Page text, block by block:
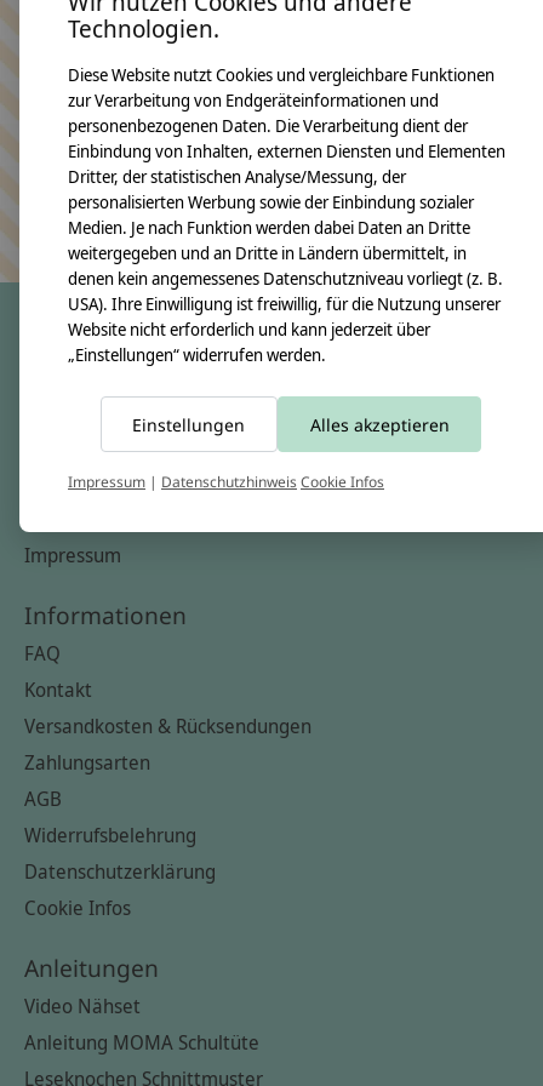
Bleiben Sie in Kontakt
Keine Sorge, wir übertreiben es nicht
crêpes suzette
Unsere Creppies
Nähkästchen
Impressum
Informationen
FAQ
Kontakt
Versandkosten & Rücksendungen
Zahlungsarten
AGB
Widerrufsbelehrung
Datenschutzerklärung
Cookie Infos
Anleitungen
Video Nähset
Anleitung MOMA Schultüte
Leseknochen Schnittmuster
Technologien.
Diese Website nutzt Cookies und vergleichbare Funktionen
zur Verarbeitung von Endgeräteinformationen und
personenbezogenen Daten. Die Verarbeitung dient der
Einbindung von Inhalten, externen Diensten und Elementen
Dritter, der statistischen Analyse/Messung, der
personalisierten Werbung sowie der Einbindung sozialer
Medien. Je nach Funktion werden dabei Daten an Dritte
weitergegeben und an Dritte in Ländern übermittelt, in
denen kein angemessenes Datenschutzniveau vorliegt (z. B.
USA). Ihre Einwilligung ist freiwillig, für die Nutzung unserer
Website nicht erforderlich und kann jederzeit über
„Einstellungen“ widerrufen werden.
Einstellungen Alles akzeptieren
Impressum | DatenschutzhinweisCookie Infos